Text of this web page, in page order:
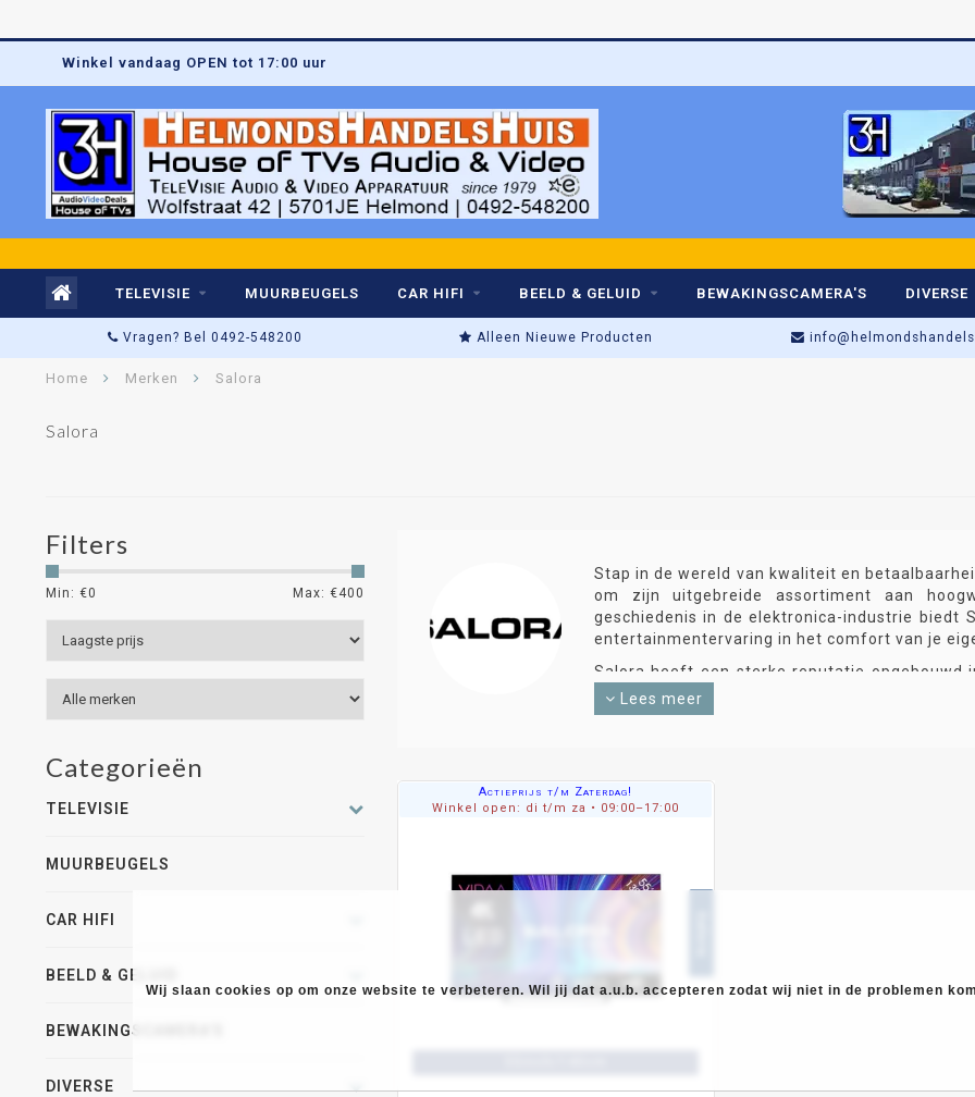
Winkel vandaag OPEN tot 17:00 uur
TELEVISIE MUURBEUGELS CAR HIFI BEELD & GELUID BEWAKINGSCAMERA'S DIVERSE
Vragen? Bel 0492-548200 Alleen Nieuwe Producten
Home Merken Salora
Salora
Filters
Min: €0 Max: €400
Categorieën
TELEVISIE
MUURBEUGELS
CAR HIFI
BEELD & GELUID
BEWAKINGSCAMERA'S
DIVERSE
Stap in de wereld van kwaliteit en
om zijn uitgebreide assortiment aan
geschiedenis in de elektronica-industrie biedt
entertainmentervaring in het comfort van je
Salora heeft een sterke reputatie opgebouwd
ontworpen om je een meeslepende
kleuren. Of je nu geniet van je favoriete
luistert, een film bekijkt of een videogame
audiotechnologieën bieden Salora-
handige functies en bedieningsgemak,
langdurig kunt genieten van je elektronische
Lees meer
Actieprijs t/m Zaterdag!
Winkel open: di t/m za • 09:00–17:00
Wij slaan cookies op om onze website te verbeteren. Wil jij dat a.u.b. accepteren zodat wij niet in de problemen